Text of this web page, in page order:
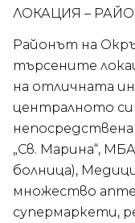
ЛОКАЦИЯ –
Районът на
търсените
на отличната
централното си
„Св. Марина“,
болница),
множество
супермаркети,